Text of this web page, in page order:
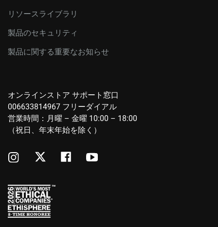
リソースライブラリ
製品のセキュリティ
製品に関する重要なお知らせ
オンラインストア サポート窓口
006633814967 フリーダイアル
営業時間：月曜 – 金曜 10:00 – 18:00
（祝日、年末年始を除く）